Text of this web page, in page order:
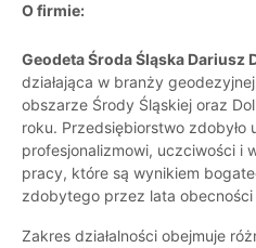
O firmie:
Geodeta Środa Śląska Dariusz
działająca w branży
obszarze Środy Śląskiej oraz
roku. Przedsiębiorstwo zdobyło
profesjonalizmowi, uczciwości i
pracy, które są wynikiem
zdobytego przez lata obecności
Zakres działalności obejmuje